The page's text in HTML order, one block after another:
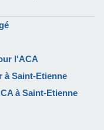
l'ACA
à Saint-Etienne
à Saint-Etienne